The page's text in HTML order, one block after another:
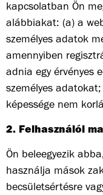
kapcsolatban Ön
alábbiakat: (a) a
személyes adatok
amennyiben
adnia egy érvényes
személyes
képessége nem
2. Felhasználói
Ön beleegyezik
használja mások
becsületsértésre